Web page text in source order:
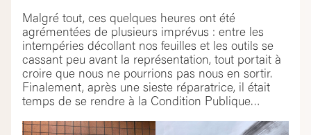
Malgré tout, ces quelques heures ont été
agrémentées de plusieurs imprévus : entre les
intempéries décollant nos feuilles et les outils se
cassant peu avant la représentation, tout portait à
croire que nous ne pourrions pas nous en sortir.
Finalement, après une sieste réparatrice, il était
temps de se rendre à la Condition Publique…